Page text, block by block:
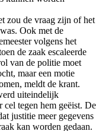
zou de vraag zijn of het
Ook met de
volgens het
de zaak escaleerde
van de politie moet
maar een motie
meldt de krant.
uiteindelijk
cel tegen hem geëist. De
justitie meer gegevens
kan worden gedaan.